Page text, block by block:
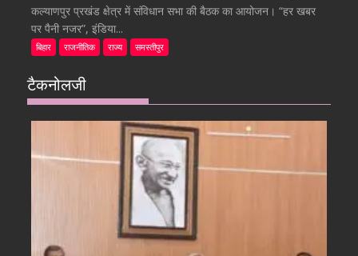
कल्याणपुर प्रखंड क्षेत्र में संविधान सभा की बैठक का आयोजन। “हर खबर
पर पैनी नजर”, इंडिया...
बिहार राजनीतिक राज्य समस्तीपुर
टैकनोलजी